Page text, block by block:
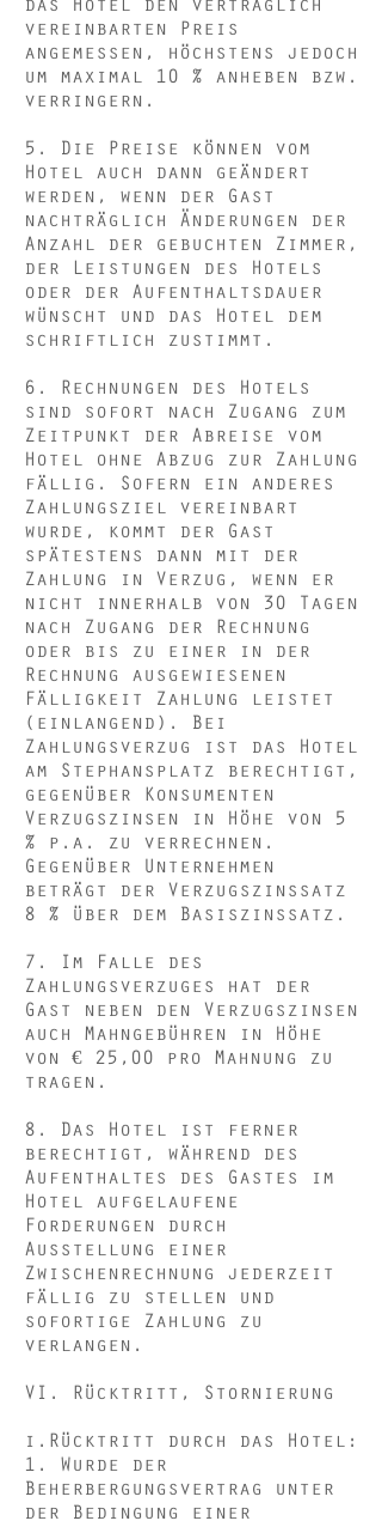
das Hotel den vertraglich
vereinbarten Preis
angemessen, höchstens jedoch
um maximal 10 % anheben bzw.
verringern.
5. Die Preise können vom
Hotel auch dann geändert
werden, wenn der Gast
nachträglich Änderungen der
Anzahl der gebuchten Zimmer,
der Leistungen des Hotels
oder der Aufenthaltsdauer
wünscht und das Hotel dem
schriftlich zustimmt.
6. Rechnungen des Hotels
sind sofort nach Zugang zum
Zeitpunkt der Abreise vom
Hotel ohne Abzug zur Zahlung
fällig. Sofern ein anderes
Zahlungsziel vereinbart
wurde, kommt der Gast
spätestens dann mit der
Zahlung in Verzug, wenn er
nicht innerhalb von 30 Tagen
nach Zugang der Rechnung
oder bis zu einer in der
Rechnung ausgewiesenen
Fälligkeit Zahlung leistet
(einlangend). Bei
Zahlungsverzug ist das Hotel
am Stephansplatz berechtigt,
gegenüber Konsumenten
Verzugszinsen in Höhe von 5
% p.a. zu verrechnen.
Gegenüber Unternehmen
beträgt der Verzugszinssatz
8 % über dem Basiszinssatz.
7. Im Falle des
Zahlungsverzuges hat der
Gast neben den Verzugszinsen
auch Mahngebühren in Höhe
von € 25,00 pro Mahnung zu
tragen.
8. Das Hotel ist ferner
berechtigt, während des
Aufenthaltes des Gastes im
Hotel aufgelaufene
Forderungen durch
Ausstellung einer
Zwischenrechnung jederzeit
fällig zu stellen und
sofortige Zahlung zu
verlangen.
VI. Rücktritt, Stornierung
i.Rücktritt durch das Hotel:
1. Wurde der
Beherbergungsvertrag unter
der Bedingung einer